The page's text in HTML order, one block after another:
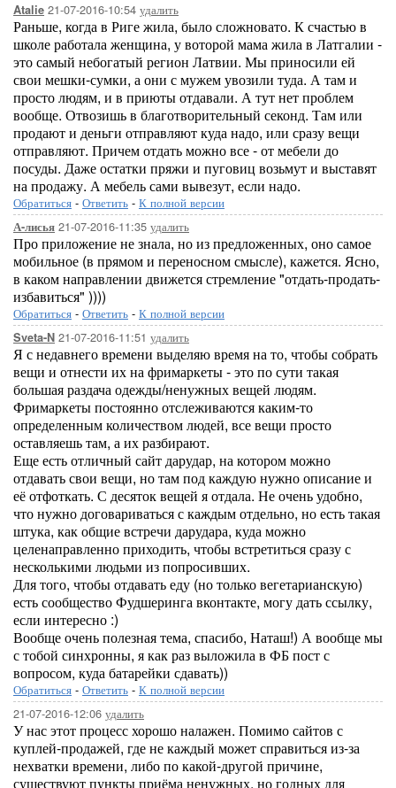
Atalie 21-07-2016-10:54 удалить
Раньше, когда в Риге жила, было сложновато. К счастью в
школе работала женщина, у воторой мама жила в Латгалии -
это самый небогатый регион Латвии. Мы приносили ей
свои мешки-сумки, а они с мужем увозили туда. А там и
просто людям, и в приюты отдавали. А тут нет проблем
вообще. Отвозишь в благотворительный секонд. Там или
продают и деньги отправляют куда надо, или сразу вещи
отправляют. Причем отдать можно все - от мебели до
посуды. Даже остатки пряжи и пуговиц возьмут и выставят
на продажу. А мебель сами вывезут, если надо.
Обратиться - Ответить - К полной версии
А-лисья 21-07-2016-11:35 удалить
Про приложение не знала, но из предложенных, оно самое
мобильное (в прямом и переносном смысле), кажется. Ясно,
в каком направлении движется стремление "отдать-продать-
избавиться" ))))
Обратиться - Ответить - К полной версии
Sveta-N 21-07-2016-11:51 удалить
Я с недавнего времени выделяю время на то, чтобы собрать
вещи и отнести их на фримаркеты - это по сути такая
большая раздача одежды/ненужных вещей людям.
Фримаркеты постоянно отслеживаются каким-то
определенным количеством людей, все вещи просто
оставляешь там, а их разбирают.
Еще есть отличный сайт дарудар, на котором можно
отдавать свои вещи, но там под каждую нужно описание и
её отфоткать. С десяток вещей я отдала. Не очень удобно,
что нужно договариваться с каждым отдельно, но есть такая
штука, как общие встречи дарудара, куда можно
целенаправленно приходить, чтобы встретиться сразу с
несколькими людьми из попросивших.
Для того, чтобы отдавать еду (но только вегетарианскую)
есть сообщество Фудшеринга вконтакте, могу дать ссылку,
если интересно :)
Вообще очень полезная тема, спасибо, Наташ!) А вообще мы
с тобой синхронны, я как раз выложила в ФБ пост с
вопросом, куда батарейки сдавать))
Обратиться - Ответить - К полной версии
21-07-2016-12:06 удалить
У нас этот процесс хорошо налажен. Помимо сайтов с
куплей-продажей, где не каждый может справиться из-за
нехватки времени, либо по какой-другой причине,
существуют пункты приёма ненужных, но годных для